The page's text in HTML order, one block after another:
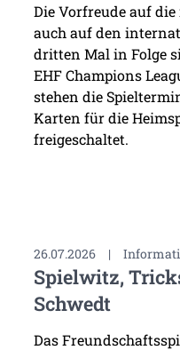
Die Vorfreude auf
auch auf den
dritten Mal in Folge
EHF Champions
stehen die
Karten für die
freigeschaltet.
26.07.2026 |
Spielwitz,
Schwedt
Das